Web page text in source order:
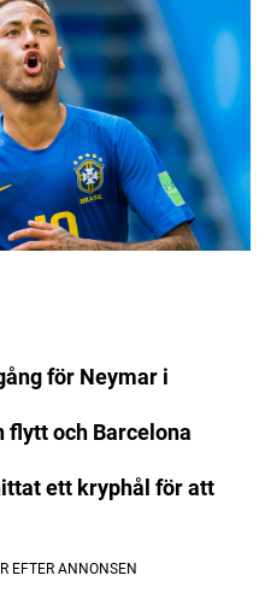
för Neymar i
flytt och Barcelona
ett kryphål för att